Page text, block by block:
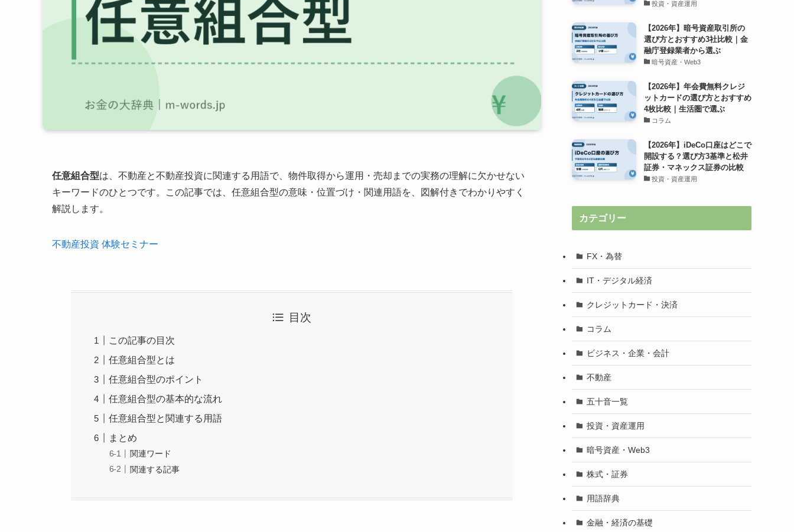
任意組合型は、不動産と不動産投資に関連する用語で、物件取得から運用・売却までの実務の理解に欠かせない
キーワードのひとつです。この記事では、任意組合型の意味・位置づけ・関連用語を、図解付きでわかりやすく
解説します。
不動産投資 体験セミナー
目次
この記事の目次
任意組合型とは
任意組合型のポイント
任意組合型の基本的な流れ
任意組合型と関連する用語
まとめ
関連ワード
関連する記事
投資・資産運用
【2026年】暗号資産取引所の
選び方とおすすめ3社比較｜金
融庁登録業者から選ぶ
暗号資産・Web3
【2026年】年会費無料クレジ
ットカードの選び方とおすすめ
4枚比較｜生活圏で選ぶ
コラム
【2026年】iDeCo口座はどこで
開設する？選び方3基準と松井
証券・マネックス証券の比較
投資・資産運用
カテゴリー
FX・為替
IT・デジタル経済
クレジットカード・決済
コラム
ビジネス・企業・会計
不動産
五十音一覧
投資・資産運用
暗号資産・Web3
株式・証券
用語辞典
金融・経済の基礎